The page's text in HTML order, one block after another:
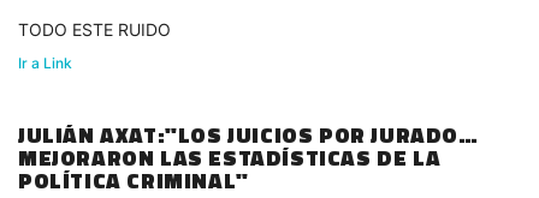
TODO ESTE RUIDO
Ir a Link
JULIÁN AXAT:"LOS JUICIOS POR JURADOS
MEJORARON LAS ESTADÍSTICAS DE LA
POLÍTICA CRIMINAL"